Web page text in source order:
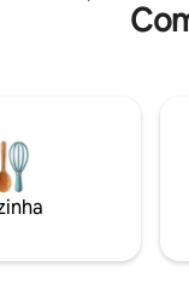
restaurantes, bares
a menos de 100
de um equilíbrio
e conforto. Wi-Fi
privado
Não perca!